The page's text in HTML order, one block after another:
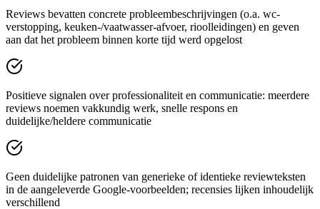
Reviews bevatten concrete probleembeschrijvingen (o.a. wc-
verstopping, keuken-/vaatwasser-afvoer, rioolleidingen) en geven
aan dat het probleem binnen korte tijd werd opgelost
Positieve signalen over professionaliteit en communicatie: meerdere
reviews noemen vakkundig werk, snelle respons en
duidelijke/heldere communicatie
Geen duidelijke patronen van generieke of identieke reviewteksten
in de aangeleverde Google-voorbeelden; recensies lijken inhoudelijk
verschillend